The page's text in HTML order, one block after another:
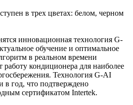
в трех цветах: белом, черном
инновационная технология G-
обучение и оптимальное
в реальном времени
работу кондиционера для наиболее
Технология G-AI
в год, что подтверждено
сертификатом Intertek.